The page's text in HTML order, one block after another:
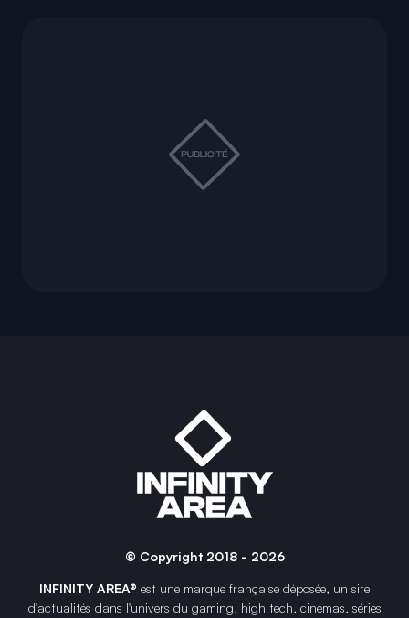
© Copyright 2018 - 2026
INFINITY AREA® est une marque française déposée, un site
d'actualités dans l'univers du gaming, high tech, cinémas, séries